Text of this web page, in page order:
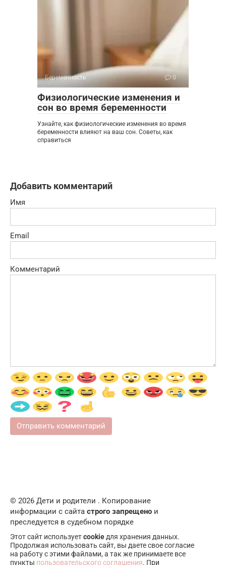
Беременность 0
Физиологические изменения и
сон во время беременности
Узнайте, как физиологические изменения во время
беременности влияют на ваш сон. Советы, как
справиться
Добавить комментарий
Имя
Email
Комментарий
© 2026 Дети и родители . Копирование
информации с сайта строго запрещено и
преследуется в судебном порядке
Этот сайт используетcookie для хранения данных.
Продолжая использовать сайт, вы даете свое согласие
на работу с этими файлами, а так же принимаете все
пункты пользовательского соглашения. При